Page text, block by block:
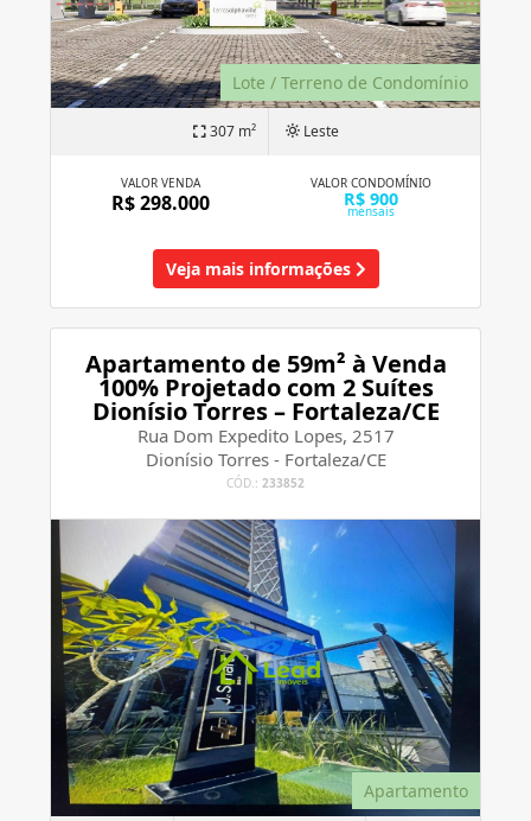
Lote / Terreno de Condomínio
307 m² Leste
VALOR VENDA
R$ 298.000
VALOR CONDOMÍNIO
R$ 900
mensais
Veja mais informações
Apartamento de 59m² à Venda
100% Projetado com 2 Suítes
Dionísio Torres – Fortaleza/CE
Rua Dom Expedito Lopes, 2517
Dionísio Torres - Fortaleza/CE
CÓD.: 233852
Apartamento